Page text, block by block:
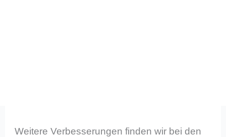
Weitere Verbesserungen finden wir bei den